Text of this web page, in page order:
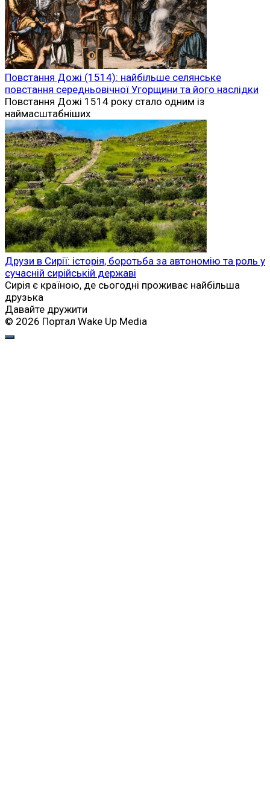
Повстання Дожі (1514): найбільше селянське
повстання середньовічної Угорщини та його наслідки
Повстання Дожі 1514 року стало одним із
наймасштабніших
Друзи в Сирії: історія, боротьба за автономію та роль у
сучасній сирійській державі
Сирія є країною, де сьогодні проживає найбільша
друзька
Давайте дружити
© 2026 Портал Wake Up Media